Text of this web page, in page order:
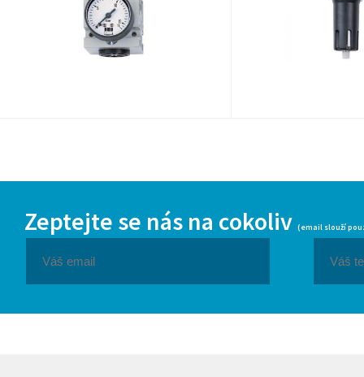
Zeptejte se nás na cokoliv (email slouží